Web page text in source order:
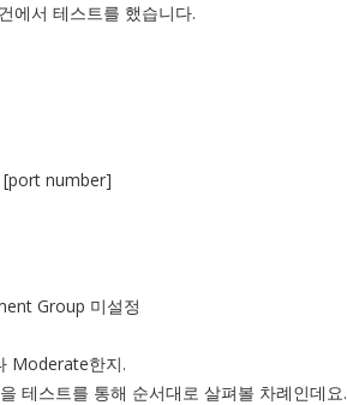
에서 테스트를 했습니다.
[port number]
Group 미설정
Moderate한지.
테스트를 통해 순서대로 살펴볼 차례인데요.